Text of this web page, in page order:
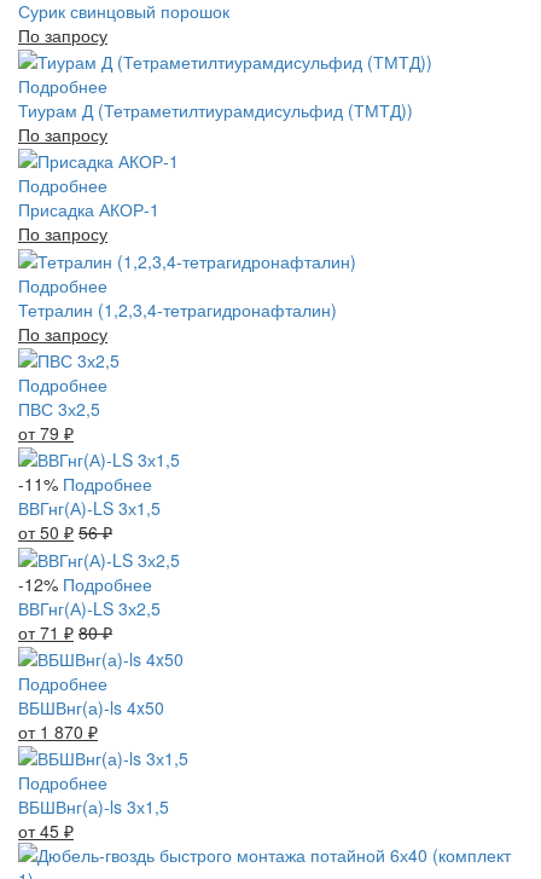
Сурик свинцовый порошок
По запросу
Подробнее
Тиурам Д (Тетраметилтиурамдисульфид (ТМТД))
По запросу
Подробнее
Присадка АКОР-1
По запросу
Подробнее
Тетралин (1,2,3,4-тетрагидронафталин)
По запросу
Подробнее
ПВС 3х2,5
от 79 ₽
-11% Подробнее
ВВГнг(А)-LS 3х1,5
от 50 ₽ 56₽
-12% Подробнее
ВВГнг(А)-LS 3х2,5
от 71 ₽ 80₽
Подробнее
ВБШВнг(а)-ls 4x50
от 1 870 ₽
Подробнее
ВБШВнг(а)-ls 3х1,5
от 45 ₽